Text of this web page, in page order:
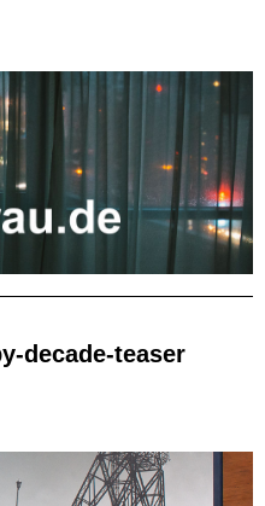
decade-teaser